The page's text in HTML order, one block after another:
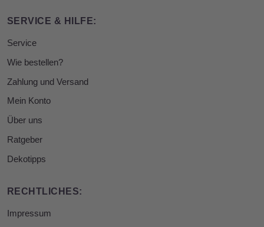
SERVICE & HILFE:
Service
Wie bestellen?
Zahlung und Versand
Mein Konto
Über uns
Ratgeber
Dekotipps
RECHTLICHES:
Impressum